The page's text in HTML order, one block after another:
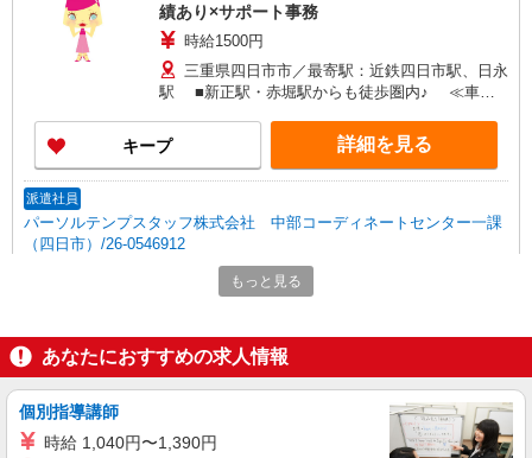
績あり×サポート事務
時給1500円
三重県四日市市／最寄駅：近鉄四日市駅、日永
駅 ■新正駅・赤堀駅からも徒歩圏内♪ ≪車通
キープ 詳細を見る
派遣社員
パーソルテンプスタッフ株式会社 中部コーディネートセンター一課
（四日市）/26-0546912
『社員化実績あり☆増員募集』駅チカ＊17：
15まで＊土日祝休みの事務
三重県四日市市／最寄駅：近鉄四日市駅、四日
市駅 ≪車通勤可≫ ■車通勤OK（駐車場は自己
手配・自己負担です）
詳細を見る
もっと見る
あなたにおすすめの求人情報
個別指導講師
時給 1,040円〜1,390円